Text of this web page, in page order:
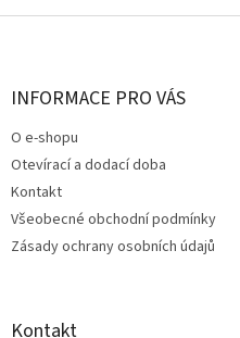
Z
INFORMACE PRO VÁS
O e-shopu
Otevírací a dodací doba
Kontakt
Všeobecné obchodní podmínky
Zásady ochrany osobních údajů
Kontakt